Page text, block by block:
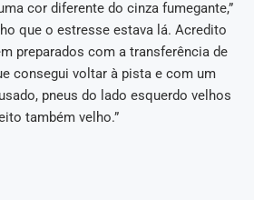
cor diferente do cinza fumegante,”
que o estresse estava lá. Acredito
preparados com a transferência de
consegui voltar à pista e com um
pneus do lado esquerdo velhos
também velho.”